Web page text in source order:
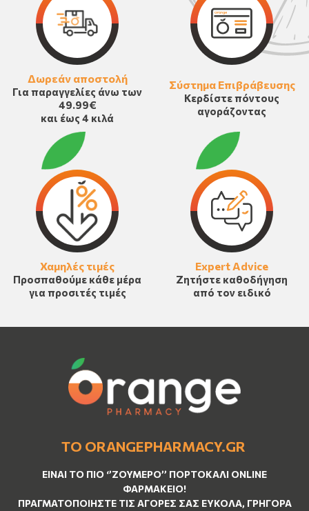
Δωρεάν αποστολή
Για παραγγελίες άνω των
49.99€
και έως 4 κιλά
Σύστημα Επιβράβευσης
Κερδίστε πόντους
αγοράζοντας
Χαμηλές τιμές
Προσπαθούμε κάθε μέρα
για προσιτές τιμές
Expert Advice
Ζητήστε καθοδήγηση
από τον ειδικό
ΤΟ ORANGEPHARMACY.GR
ΕΊΝΑΙ ΤO ΠΙΟ ‘’ΖΟΥΜΕΡΌ’’ ΠΟΡΤΟΚΑΛΊ ΟNLINE
ΦΑΡΜΑΚΕΊΟ!
ΠΡΑΓΜΑΤΟΠΟΙΉΣΤΕ ΤΙΣ ΑΓΟΡΈΣ ΣΑΣ ΕΎΚΟΛΑ, ΓΡΉΓΟΡΑ